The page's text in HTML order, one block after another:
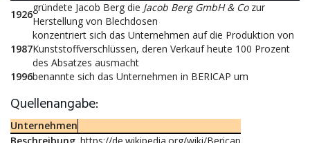
1926
gründete Jacob Berg die Jacob Berg GmbH & Cozur
Herstellung von Blechdosen
1987
konzentriert sich das Unternehmen auf die Produktion von
Kunststoffverschlüssen, deren Verkauf heute 100 Prozent
des Absatzes ausmacht
1996benannte sich das Unternehmen in BERICAP um
Quellenangabe:
Unternehmen